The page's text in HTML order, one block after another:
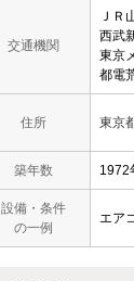
交通機関
ＪＲ
西武
東京
都電
住所 東京
築年数 1972
設備・条件
の一例
エア